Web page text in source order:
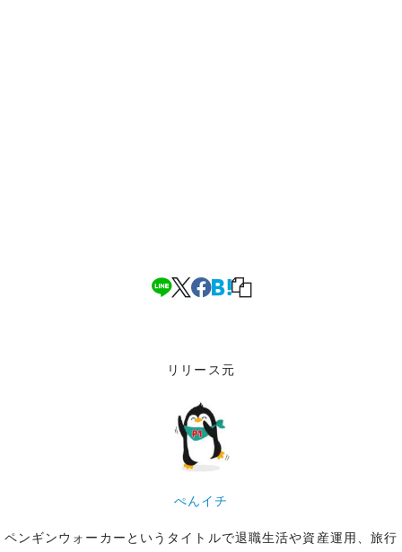
リリース元
ぺんイチ
ペンギンウォーカーというタイトルで退職生活や資産運用、旅行